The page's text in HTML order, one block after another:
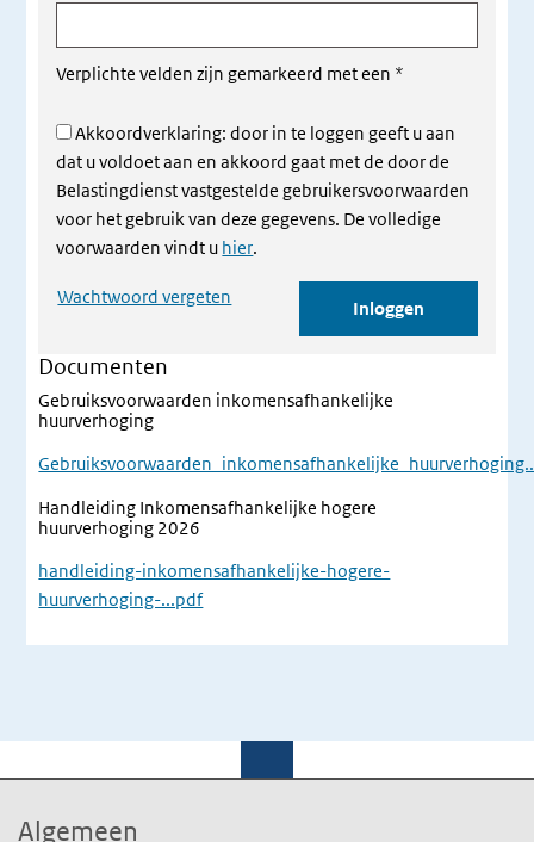
Verplichte velden zijn gemarkeerd met een *
Akkoordverklaring: door in te loggen geeft u aan
dat u voldoet aan en akkoord gaat met de door de
Belastingdienst vastgestelde gebruikersvoorwaarden
voor het gebruik van deze gegevens. De volledige
voorwaarden vindt u hier.
Wachtwoord vergeten
Documenten
Gebruiksvoorwaarden inkomensafhankelijke
huurverhoging
Handleiding Inkomensafhankelijke hogere
huurverhoging 2026
handleiding-inkomensafhankelijke-hogere-
huurverhoging-...pdf
Algemeen